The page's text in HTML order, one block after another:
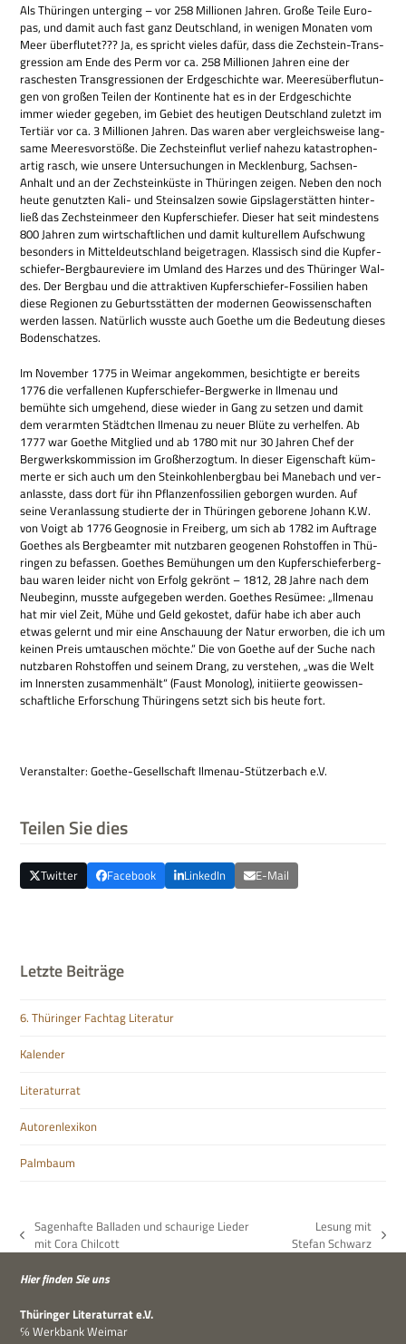
Als Thü­rin­gen unter­ging – vor 258 Mil­lio­nen Jah­ren. Große Teile Euro­
pas, und damit auch fast ganz Deutsch­land, in weni­gen Mona­ten vom
Meer über­flu­tet??? Ja, es spricht vie­les dafür, dass die Zech­stein-Trans­
gres­sion am Ende des Perm vor ca. 258 Mil­lio­nen Jah­ren eine der
rasche­sten Trans­gres­sio­nen der Erd­ge­schichte war. Mee­res­über­flu­tun­
gen von gro­ßen Tei­len der Kon­ti­nente hat es in der Erd­ge­schichte
immer wie­der gege­ben, im Gebiet des heu­ti­gen Deutsch­land zuletzt im
Ter­tiär vor ca. 3 Mil­lio­nen Jah­ren. Das waren aber ver­gleichs­weise lang­
same Mee­res­vor­stöße. Die Zech­stein­flut ver­lief nahezu kata­stro­phen­
ar­tig rasch, wie unsere Unter­su­chun­gen in Meck­len­burg, Sach­sen-
Anhalt und an der Zech­stein­kü­ste in Thü­rin­gen zei­gen. Neben den noch
heute genutz­ten Kali- und Stein­sal­zen sowie Gips­la­ger­stät­ten hin­ter­
ließ das Zech­stein­meer den Kup­fer­schie­fer. Die­ser hat seit min­de­stens
800 Jah­ren zum wirt­schaft­li­chen und damit kul­tu­rel­lem Auf­schwung
beson­ders in Mit­tel­deutsch­land bei­getra­gen. Klas­sisch sind die Kup­fer­
schie­fer-Berg­bau­re­viere im Umland des Har­zes und des Thü­rin­ger Wal­
des. Der Berg­bau und die attrak­ti­ven Kup­fer­schie­fer-Fos­si­lien haben
diese Regio­nen zu Geburts­stät­ten der moder­nen Geo­wis­sen­schaf­ten
wer­den las­sen. Natür­lich wusste auch Goe­the um die Bedeu­tung die­ses
Bodenschatzes.
Im Novem­ber 1775 in Wei­mar ange­kom­men, besich­tigte er bereits
1776 die ver­fal­le­nen Kup­fer­schie­fer-Berg­werke in Ilmenau und
bemühte sich umge­hend, diese wie­der in Gang zu set­zen und damit
dem ver­arm­ten Städt­chen Ilmenau zu neuer Blüte zu ver­hel­fen. Ab
1777 war Goe­the Mit­glied und ab 1780 mit nur 30 Jah­ren Chef der
Berg­werks­kom­mis­sion im Groß­her­zog­tum. In die­ser Eigen­schaft küm­
merte er sich auch um den Stein­koh­len­berg­bau bei Mane­bach und ver­
an­lasste, dass dort für ihn Pflan­zen­fos­si­lien gebor­gen wur­den. Auf
seine Ver­an­las­sung stu­dierte der in Thü­rin­gen gebo­rene Johann K.W.
von Voigt ab 1776 Geo­gno­sie in Frei­berg, um sich ab 1782 im Auf­trage
Goe­thes als Berg­be­am­ter mit nutz­ba­ren geo­ge­nen Roh­stof­fen in Thü­
rin­gen zu befas­sen. Goe­thes Bemü­hun­gen um den Kup­fer­schie­fer­berg­
bau waren lei­der nicht von Erfolg gekrönt – 1812, 28 Jahre nach dem
Neu­be­ginn, musste auf­ge­ge­ben wer­den. Goe­thes Resü­mee: „Ilmenau
hat mir viel Zeit, Mühe und Geld geko­stet, dafür habe ich aber auch
etwas gelernt und mir eine Anschau­ung der Natur erwor­ben, die ich um
kei­nen Preis umtau­schen möchte.“ Die von Goe­the auf der Suche nach
nutz­ba­ren Roh­stof­fen und sei­nem Drang, zu ver­ste­hen, „was die Welt
im Inner­sten zusam­men­hält“ (Faust Mono­log), initi­ierte geo­wis­sen­
schaft­li­che Erfor­schung Thü­rin­gens setzt sich bis heute fort.
Ver­an­stal­ter: Goe­the-Gesell­schaft Ilmenau-Stüt­zer­bach e.V.
Teilen Sie dies
Twitter Facebook LinkedIn E-Mail
Letzte Beiträge
6. Thüringer Fachtag Literatur
Kalender
Literaturrat
Autorenlexikon
Palmbaum
vorheriger
Sagenhafte Balladen und schaurige Lieder
mit Cora Chilcott
Nächster
Lesung mit
Stefan Schwarz
Hier fin­den Sie uns
Thü­rin­ger Lite­ra­tur­rat e.V.
℅ Werk­bank Weimar